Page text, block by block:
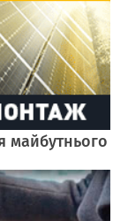
майбутнього